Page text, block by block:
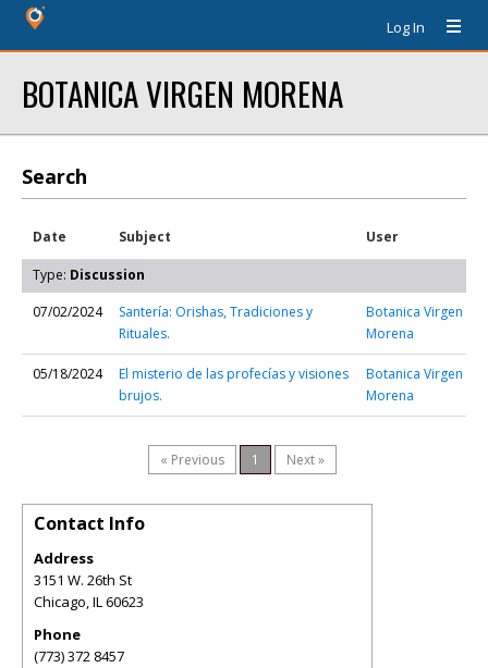
Log In
BOTANICA VIRGEN MORENA
Search
Date Subject User
Type: Discussion
07/02/2024
Santería: Orishas, Tradiciones y
Rituales.
Botanica Virgen
Morena
05/18/2024
El misterio de las profecías y visiones
brujos.
Botanica Virgen
Morena
« Previous 1 Next »
Contact Info
Address
3151 W. 26th St
Chicago,IL60623
Phone
(773) 372 8457